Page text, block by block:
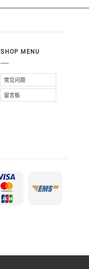
SHOP MENU
常见问题
留言板